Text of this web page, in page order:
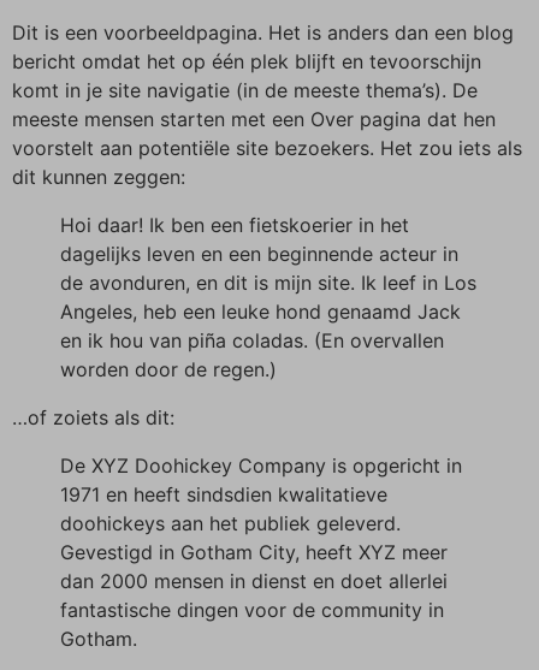
Dit is een voorbeeldpagina. Het is anders dan een blog
bericht omdat het op één plek blijft en tevoorschijn
komt in je site navigatie (in de meeste thema’s). De
meeste mensen starten met een Over pagina dat hen
voorstelt aan potentiële site bezoekers. Het zou iets als
dit kunnen zeggen:
Hoi daar! Ik ben een fietskoerier in het
dagelijks leven en een beginnende acteur in
de avonduren, en dit is mijn site. Ik leef in Los
Angeles, heb een leuke hond genaamd Jack
en ik hou van piña coladas. (En overvallen
worden door de regen.)
…of zoiets als dit:
De XYZ Doohickey Company is opgericht in
1971 en heeft sindsdien kwalitatieve
doohickeys aan het publiek geleverd.
Gevestigd in Gotham City, heeft XYZ meer
dan 2000 mensen in dienst en doet allerlei
fantastische dingen voor de community in
Gotham.